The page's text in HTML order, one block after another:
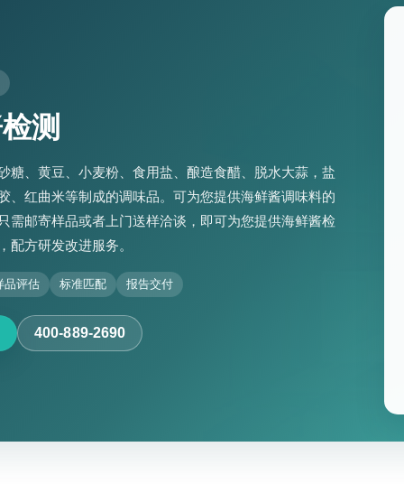
测
糖、黄豆、小麦粉、食用盐、酿造食醋、脱水大蒜，盐
、红曲米等制成的调味品。可为您提供海鲜酱调味料的
需邮寄样品或者上门送样洽谈，即可为您提供海鲜酱检
配方研发改进服务。
品评估 标准匹配 报告交付
400-889-2690